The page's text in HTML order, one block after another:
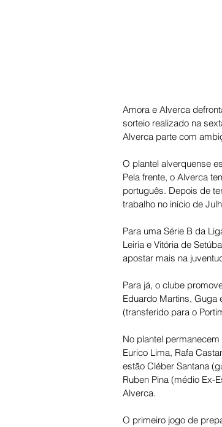
Amora e Alverca
sorteio realizado na
Alverca parte com
O plantel alverquense
Pela frente, o Alverca
português. Depois de
trabalho no início de
Para uma Série B da
Leiria e Vitória de
apostar mais na
Para já, o clube
Eduardo Martins, Guga
(transferido para o
No plantel
Eurico Lima, Rafa
estão Cléber Santana
Ruben Pina (médio Ex-
Alverca.
O primeiro jogo de